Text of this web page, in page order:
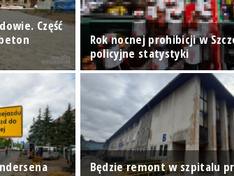
Część
Rok nocnej prohibicji w
policyjne statystyki
Będzie remont w szpitalu